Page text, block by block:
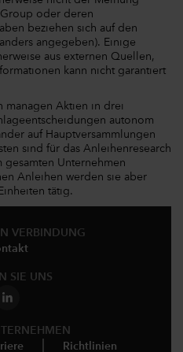
oder deren
beziehen sich auf den
angegeben). Einige
aus externen Quellen,
kann nicht garantiert
managen Aktien in drei
autonom
auf Hauptversammlungen
sind für das Anleihenresearch
Unternehmen
Anleihen werden sie aber
tätig.
VERBINDUNG
SIE UNS
Richtlinien